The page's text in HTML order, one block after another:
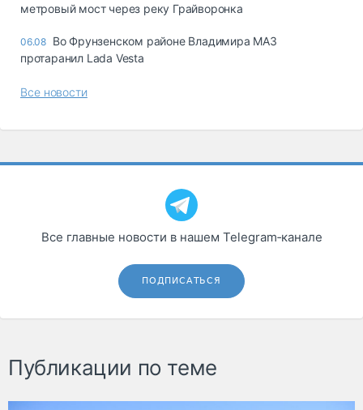
метровый мост через реку Грайворонка
06.08 Во Фрунзенском районе Владимира МАЗ
протаранил Lada Vesta
Все новости
Все главные новости в нашем Telegram‑канале
ПОДПИСАТЬСЯ
Публикации по теме